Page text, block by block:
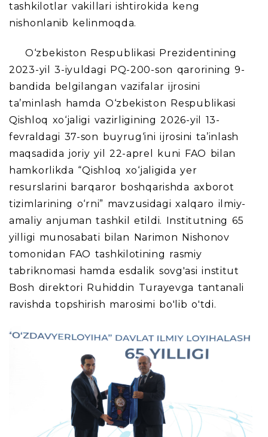
tashkilotlar vakillari ishtirokida keng
nishonlanib kelinmoqda.
O‘zbekiston Respublikasi Prezidentining
2023-yil 3-iyuldagi PQ-200-son qarorining 9-
bandida belgilangan vazifalar ijrosini
ta’minlash hamda O‘zbekiston Respublikasi
Qishloq xo‘jaligi vazirligining 2026-yil 13-
fevraldagi 37-son buyrug‘ini ijrosini ta’inlash
maqsadida joriy yil 22-aprel kuni FAO bilan
hamkorlikda “Qishloq xo‘jaligida yer
resurslarini barqaror boshqarishda axborot
tizimlarining o‘rni” mavzusidagi xalqaro ilmiy-
amaliy anjuman tashkil etildi. Institutning 65
yilligi munosabati bilan Narimon Nishonov
tomonidan FAO tashkilotining rasmiy
tabriknomasi hamda esdalik sovg'asi institut
Bosh direktori Ruhiddin Turayevga tantanali
ravishda topshirish marosimi bo'lib o'tdi.